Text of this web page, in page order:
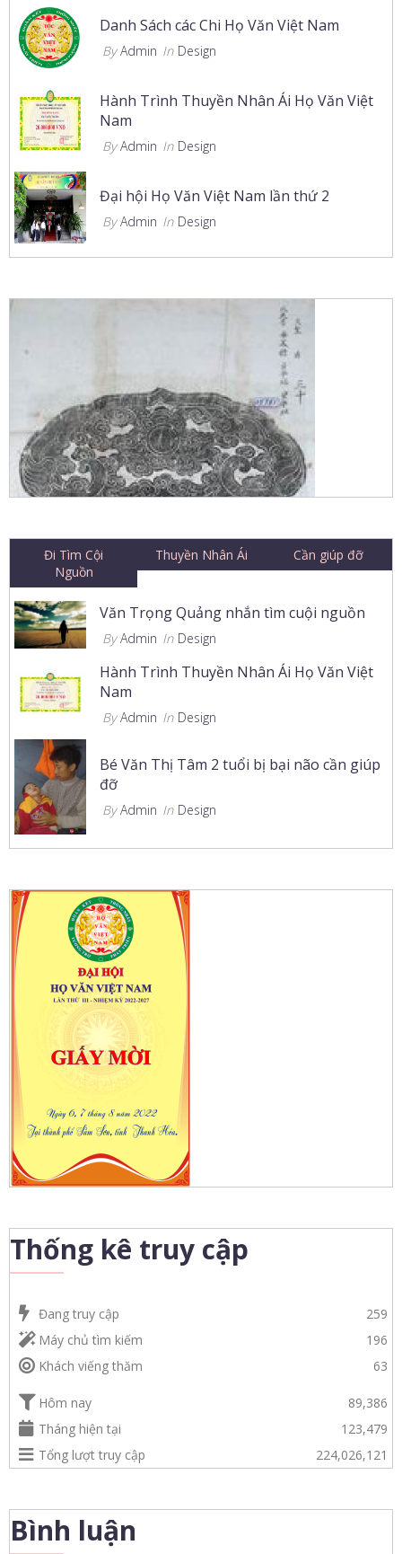
Danh Sách các Chi Họ Văn Việt Nam
By Admin In Design
Hành Trình Thuyền Nhân Ái Họ Văn Việt
Nam
By Admin In Design
Đại hội Họ Văn Việt Nam lần thứ 2
By Admin In Design
Đi Tìm Cội
Nguồn
Thuyền Nhân Ái Cần giúp đỡ
Văn Trọng Quảng nhắn tìm cuội nguồn
By Admin In Design
Hành Trình Thuyền Nhân Ái Họ Văn Việt
Nam
By Admin In Design
Bé Văn Thị Tâm 2 tuổi bị bại não cần giúp
đỡ
By Admin In Design
Thống kê truy cập
Đang truy cập
259
Máy chủ tìm kiếm
196
Khách viếng thăm
63
Hôm nay
89,386
Tháng hiện tại
123,479
Tổng lượt truy cập
224,026,121
Bình luận